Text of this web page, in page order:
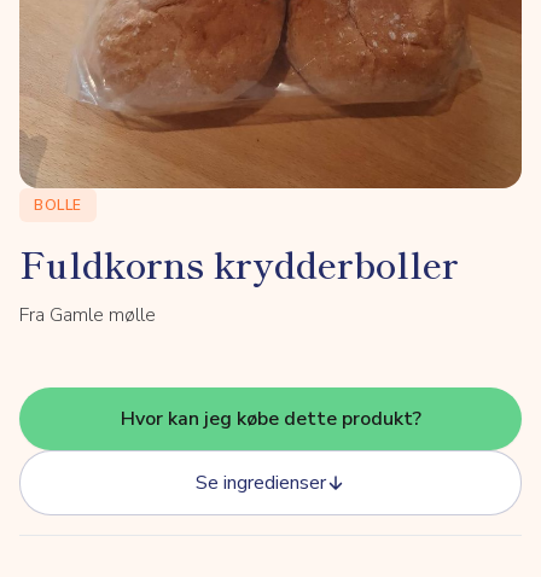
BOLLE
Fuldkorns krydderboller
Fra Gamle mølle
Hvor kan jeg købe dette produkt?
Se ingredienser